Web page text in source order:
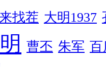
找茬 大明1937
曹丕 朱军 百